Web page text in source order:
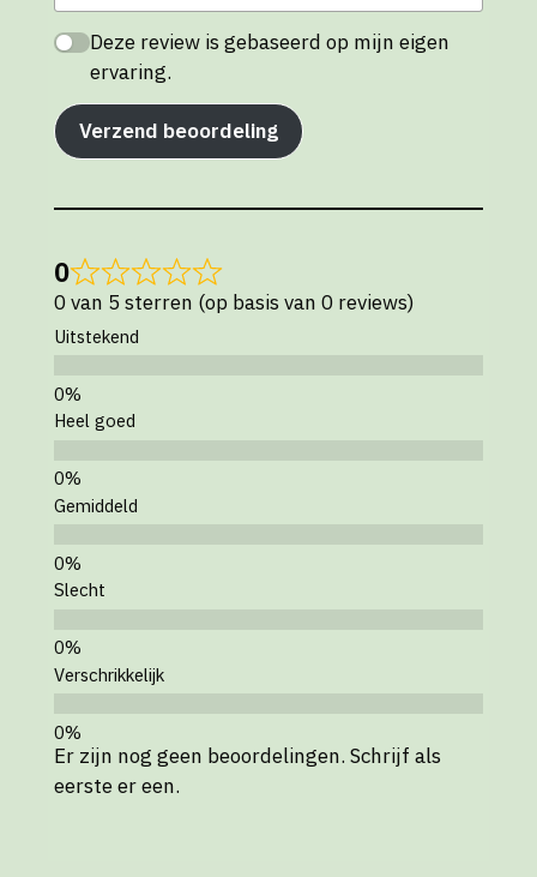
Deze review is gebaseerd op mijn eigen
ervaring.
Verzend beoordeling
0
0 van 5 sterren (op basis van 0 reviews)
Uitstekend
Heel goed
Gemiddeld
Slecht
Verschrikkelijk
Er zijn nog geen beoordelingen. Schrijf als
eerste er een.